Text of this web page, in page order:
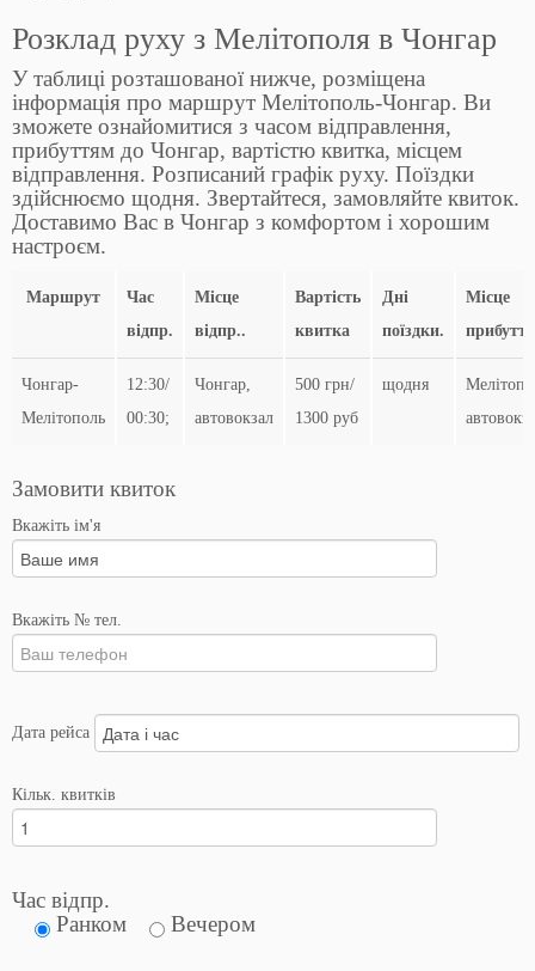
Розклад руху з Мелітополя в Чонгар
У таблиці розташованої нижче, розміщена
інформація про маршрут Мелітополь-Чонгар. Ви
зможете ознайомитися з часом відправлення,
прибуттям до Чонгар, вартістю квитка, місцем
відправлення. Розписаний графік руху. Поїздки
здійснюємо щодня. Звертайтеся, замовляйте квиток.
Доставимо Вас в Чонгар з комфортом і хорошим
настроєм.
Маршрут
Час
відпр.
Місце
відпр..
Вартість
квитка
Дні
поїздки.
Місце
прибуття
Чонгар-
Мелітополь
12:30/
00:30;
Чонгар,
автовокзал
500 грн/
1300 руб
щодня
Замовити квиток
Вкажіть ім'я
Вкажіть № тел.
Дата рейса
Кільк. квитків
Час відпр.
Ранком
Вечером